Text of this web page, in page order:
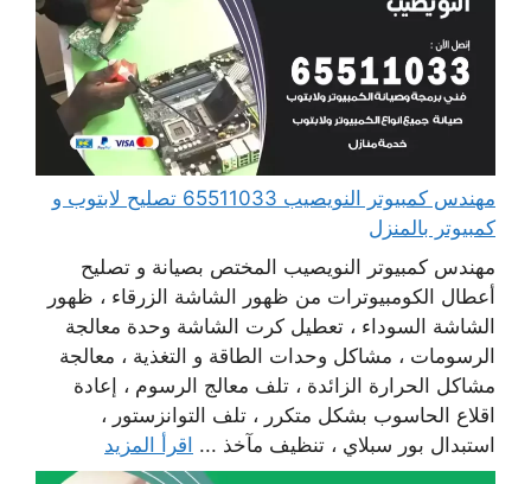
مهندس كمبيوتر النويصيب 65511033 تصليح لابتوب و
كمبيوتر بالمنزل
مهندس كمبيوتر النويصيب المختص بصيانة و تصليح
أعطال الكومبيوترات من ظهور الشاشة الزرقاء ، ظهور
الشاشة السوداء ، تعطيل كرت الشاشة وحدة معالجة
الرسومات ، مشاكل وحدات الطاقة و التغذية ، معالجة
مشاكل الحرارة الزائدة ، تلف معالج الرسوم ، إعادة
اقلاع الحاسوب بشكل متكرر ، تلف التوانزستور ،
استبدال بور سبلاي ، تنظيف مآخذ ... اقرأ المزيد